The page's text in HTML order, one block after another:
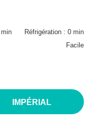
Réfrigération : 0 min
Facile
IMPÉRIAL